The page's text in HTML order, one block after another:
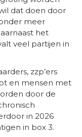
dat doen door
meer
het
veel partijen in
zzp’ers
en mensen met
door de
in 2026
in box 3.